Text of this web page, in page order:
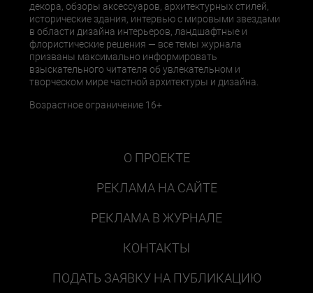
декора, обзоры аксессуаров, архитектурных стилей,
исторические здания, интервью с мировыми звездами
в области дизайна интерьеров, ландшафтные и
флористические решения — все темы журнала
призваны максимально информировать
взыскательного читателя об увлекательном и
творческом мире частной архитектуры и дизайна.
Возрастное ограничение 16+
О ПРОЕКТЕ
РЕКЛАМА НА САЙТЕ
РЕКЛАМА В ЖУРНАЛЕ
КОНТАКТЫ
ПОДАТЬ ЗАЯВКУ НА ПУБЛИКАЦИЮ